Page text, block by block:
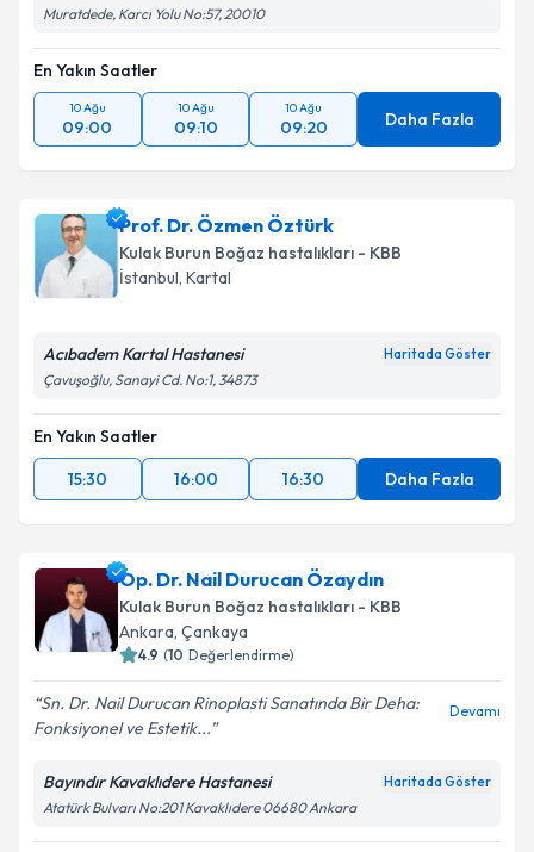
Muratdede, Karcı Yolu No:57, 20010
En Yakın Saatler
10 Ağu
09:00
10 Ağu
09:10
10 Ağu
09:20 Daha Fazla
Prof. Dr. Özmen Öztürk
Kulak Burun Boğaz hastalıkları - KBB
İstanbul, Kartal
Acıbadem Kartal Hastanesi Haritada Göster
Çavuşoğlu, Sanayi Cd. No:1, 34873
En Yakın Saatler
15:30
16:00 16:30 Daha Fazla
Op. Dr. Nail Durucan Özaydın
Kulak Burun Boğaz hastalıkları - KBB
Ankara, Çankaya
4.9 (10 Değerlendirme)
Sn. Dr. Nail Durucan Rinoplasti Sanatında Bir Deha:
Fonksiyonel ve Estetik...
Devamı
Bayındır Kavaklıdere Hastanesi Haritada Göster
Atatürk Bulvarı No:201 Kavaklıdere 06680 Ankara